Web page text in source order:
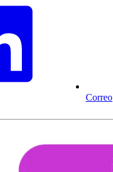
Correo